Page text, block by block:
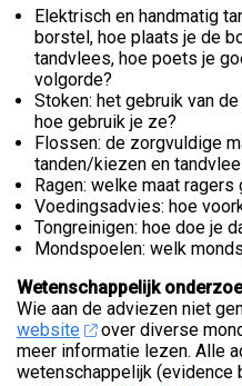
Elektrisch en handmatig
borstel, hoe plaats je de
tandvlees, hoe poets je
volgorde?
Stoken: het gebruik van
hoe gebruik je ze?
Flossen: de zorgvuldige
tanden/kiezen en
Ragen: welke maat ragers
Voedingsadvies: hoe
Tongreinigen: hoe doe je
Mondspoelen: welk
Wetenschappelijk
Wie aan de adviezen niet
website
over diverse
meer informatie lezen. Alle
wetenschappelijk (evidence